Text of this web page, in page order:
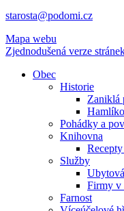
starosta@podomi.cz
Mapa webu
Zjednodušená verze
Obec
Historie
Zaniklá
Pohádky a
Knihovna
Služby
Firmy v
Farnost